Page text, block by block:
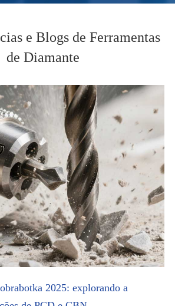
e Blogs de Ferramentas
de Diamante
2025: explorando a